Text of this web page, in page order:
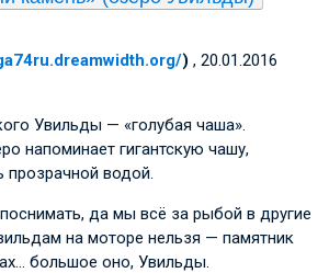
) , 20.01.2016
Увильды — «голубая чаша».
напоминает гигантскую чашу,
водой.
да мы всё за рыбой в другие
на моторе нельзя — памятник
большое оно, Увильды.